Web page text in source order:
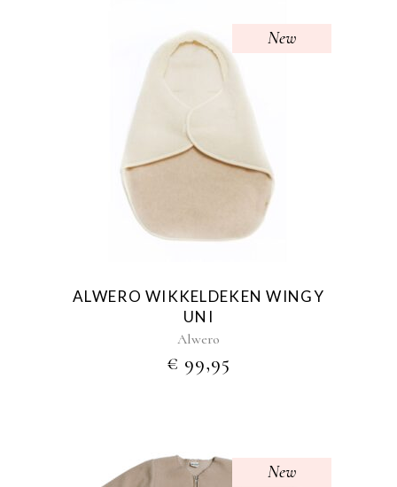
New
ALWERO WIKKELDEKEN WINGY
UNI
Alwero
€ 99,95
New